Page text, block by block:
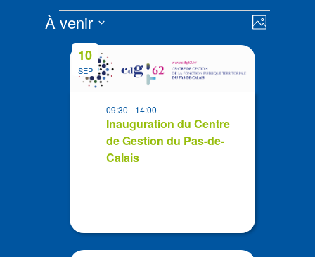
Évènements de
Photo
À venir
Sélectionnez
List
events
SEP
10
Inauguration du Centre
de Gestion du Pas-de-
Calais
09:30- 14:00